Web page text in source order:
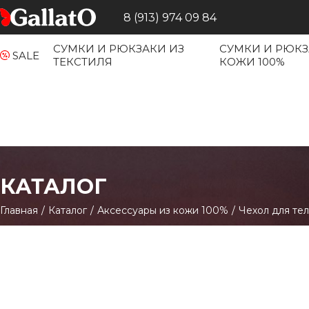
8 (913) 974 09 84
SALE
СУМКИ И РЮКЗАКИ ИЗ
ТЕКСТИЛЯ
СУМКИ И
КОЖИ 100%
КАТАЛОГ
Главная / Каталог / Аксессуары из кожи 100% / Чехол для